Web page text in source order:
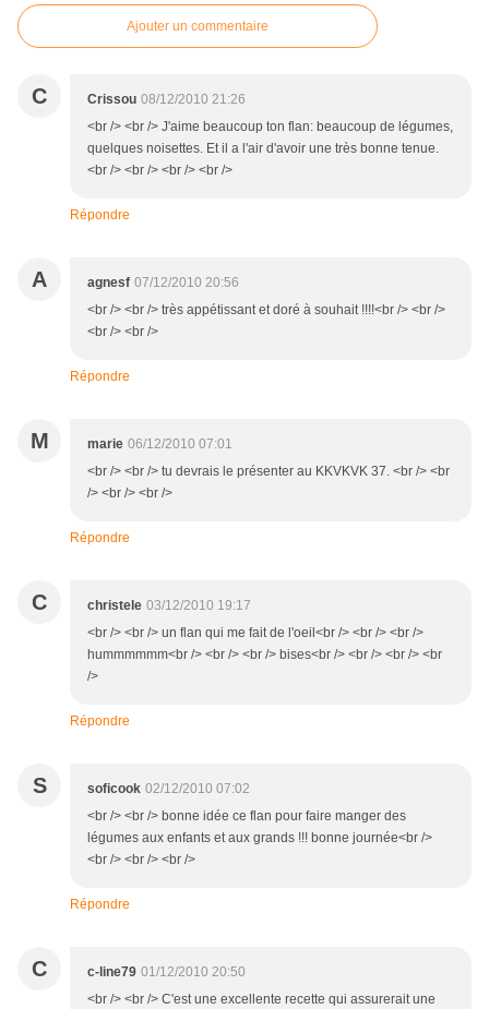
Ajouter un commentaire
C Crissou 08/12/2010 21:26
<br /> <br /> J'aime beaucoup ton flan: beaucoup de légumes,
quelques noisettes. Et il a l'air d'avoir une très bonne tenue.
<br /> <br /> <br /> <br />
Répondre
A agnesf 07/12/2010 20:56
<br /> <br /> très appétissant et doré à souhait !!!!<br /> <br />
<br /> <br />
Répondre
M marie 06/12/2010 07:01
<br /> <br /> tu devrais le présenter au KKVKVK 37. <br /> <br
/> <br /> <br />
Répondre
C christele 03/12/2010 19:17
<br /> <br /> un flan qui me fait de l'oeil<br /> <br /> <br />
hummmmmm<br /> <br /> <br /> bises<br /> <br /> <br /> <br
/>
Répondre
S soficook 02/12/2010 07:02
<br /> <br /> bonne idée ce flan pour faire manger des
légumes aux enfants et aux grands !!! bonne journée<br />
<br /> <br /> <br />
Répondre
C c-line79 01/12/2010 20:50
<br /> <br /> C'est une excellente recette qui assurerait une